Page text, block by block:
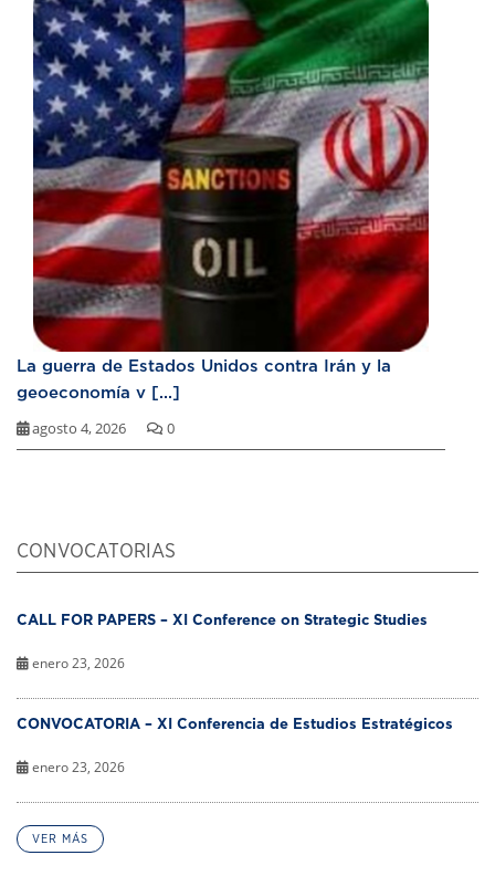
La guerra de Estados Unidos contra Irán y la
geoeconomía v [...]
agosto 4, 2026 0
CONVOCATORIAS
CALL FOR PAPERS – XI Conference on Strategic Studies
enero 23, 2026
CONVOCATORIA – XI Conferencia de Estudios Estratégicos
enero 23, 2026
VER MÁS